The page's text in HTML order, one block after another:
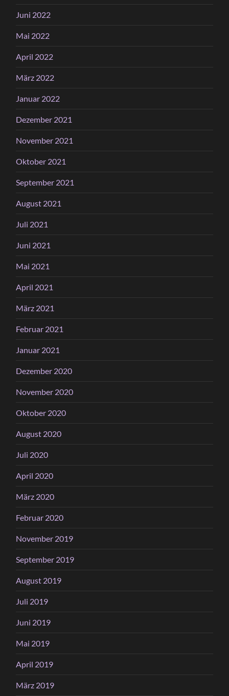
Juni 2022
Mai 2022
April 2022
März 2022
Januar 2022
Dezember 2021
November 2021
Oktober 2021
September 2021
August 2021
Juli 2021
Juni 2021
Mai 2021
April 2021
März 2021
Februar 2021
Januar 2021
Dezember 2020
November 2020
Oktober 2020
August 2020
Juli 2020
April 2020
März 2020
Februar 2020
November 2019
September 2019
August 2019
Juli 2019
Juni 2019
Mai 2019
April 2019
März 2019